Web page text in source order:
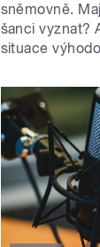
sněmovně.
šanci vyznat?
situace